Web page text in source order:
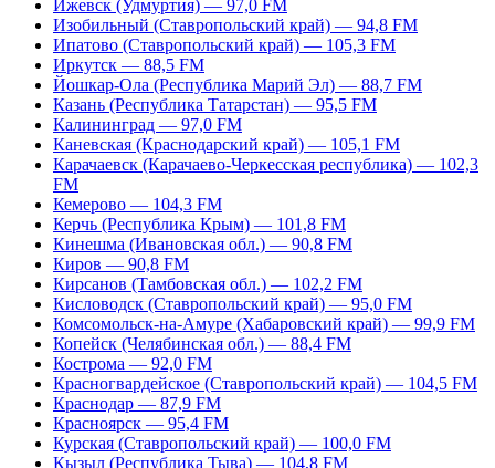
Ижевск (Удмуртия) — 97,0 FM
Изобильный (Ставропольский край) — 94,8 FM
Ипатово (Ставропольский край) — 105,3 FM
Иркутск — 88,5 FM
Йошкар-Ола (Республика Марий Эл) — 88,7 FM
Казань (Республика Татарстан) — 95,5 FM
Калининград — 97,0 FM
Каневская (Краснодарский край) — 105,1 FM
Карачаевск (Карачаево-Черкесская республика) — 102,3
FM
Кемерово — 104,3 FM
Керчь (Республика Крым) — 101,8 FM
Кинешма (Ивановская обл.) — 90,8 FM
Киров — 90,8 FM
Кирсанов (Тамбовская обл.) — 102,2 FM
Кисловодск (Ставропольский край) — 95,0 FM
Комсомольск-на-Амуре (Хабаровский край) — 99,9 FM
Копейск (Челябинская обл.) — 88,4 FM
Кострома — 92,0 FM
Красногвардейское (Ставропольский край) — 104,5 FM
Краснодар — 87,9 FM
Красноярск — 95,4 FM
Курская (Ставропольский край) — 100,0 FM
Кызыл (Республика Тыва) — 104,8 FM